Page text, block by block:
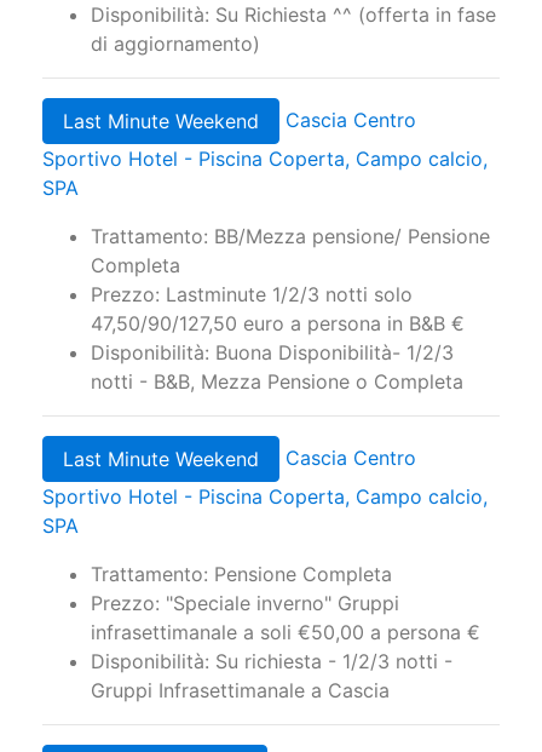
Disponibilità: Su Richiesta ^^ (offerta in fase
di aggiornamento)
Last Minute Weekend
Cascia Centro
Sportivo Hotel - Piscina Coperta, Campo calcio,
SPA
Trattamento: BB/Mezza pensione/ Pensione
Completa
Prezzo: Lastminute 1/2/3 notti solo
47,50/90/127,50 euro a persona in B&B €
Disponibilità: Buona Disponibilità- 1/2/3
notti - B&B, Mezza Pensione o Completa
Last Minute Weekend
Cascia Centro
Sportivo Hotel - Piscina Coperta, Campo calcio,
SPA
Trattamento: Pensione Completa
Prezzo: "Speciale inverno" Gruppi
infrasettimanale a soli €50,00 a persona €
Disponibilità: Su richiesta - 1/2/3 notti -
Gruppi Infrasettimanale a Cascia